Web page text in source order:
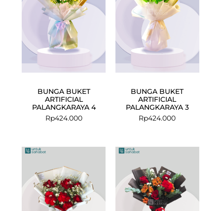
BUNGA BUKET
ARTIFICIAL
PALANGKARAYA 4
Rp424.000
BUNGA BUKET
ARTIFICIAL
PALANGKARAYA 3
Rp424.000